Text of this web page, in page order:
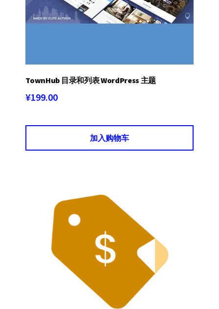
TownHub 目录和列表 WordPress 主题
¥199.00
加入购物车